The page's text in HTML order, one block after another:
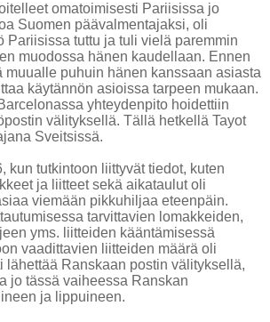
omatoimisesti Pariisissa jo
Suomen päävalmentajaksi, oli
Pariisissa tuttu ja tuli vielä paremmin
muodossa hänen kaudellaan. Ennen
muualle puhuin hänen kanssaan asiasta
käytännön asioissa tarpeen mukaan.
yhteydenpito hoidettiin
välityksellä. Tällä hetkellä Tayot
Sveitsissä.
kun tutkintoon liittyvät tiedot, kuten
ja liitteet sekä aikataulut oli
viemään pikkuhiljaa eteenpäin.
tarvittavien lomakkeiden,
yms. liitteiden kääntämisessä
vaadittavien liitteiden määrä oli
lähettää Ranskaan postin välityksellä,
jo tässä vaiheessa Ranskan
ja lippuineen.